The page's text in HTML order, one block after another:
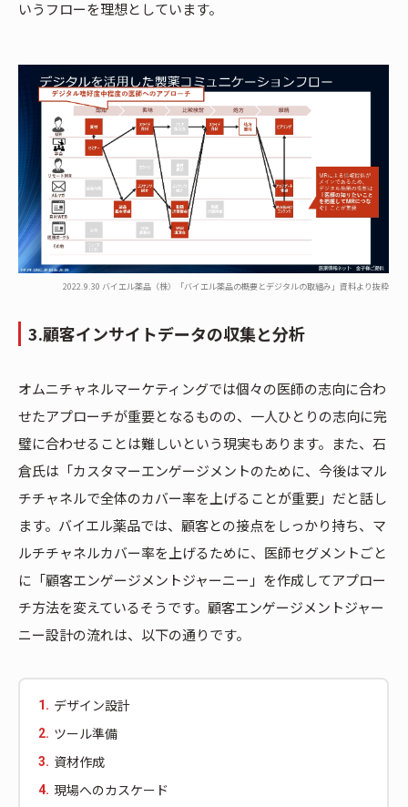
いうフローを理想としています。
2022.9.30 バイエル薬品（株）「バイエル薬品の概要とデジタルの取組み」資料より抜粋
3.顧客インサイトデータの収集と分析
オムニチャネルマーケティングでは個々の医師の志向に合わ
せたアプローチが重要となるものの、一人ひとりの志向に完
璧に合わせることは難しいという現実もあります。また、石
倉氏は「カスタマーエンゲージメントのために、今後はマル
チチャネルで全体のカバー率を上げることが重要」だと話し
ます。バイエル薬品では、顧客との接点をしっかり持ち、マ
ルチチャネルカバー率を上げるために、医師セグメントごと
に「顧客エンゲージメントジャーニー」を作成してアプロー
チ方法を変えているそうです。顧客エンゲージメントジャー
ニー設計の流れは、以下の通りです。
デザイン設計
ツール準備
資材作成
現場へのカスケード